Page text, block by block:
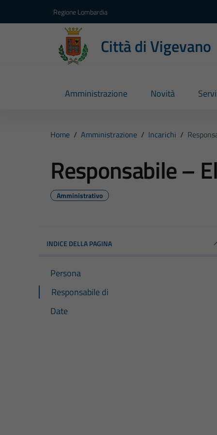
Regione Lombardia
Città di Vigevano
Amministrazione Novità
Home / Amministrazione / Incarichi /
Responsabile –
Amministrativo
INDICE DELLA PAGINA
Persona
Responsabile di
Date